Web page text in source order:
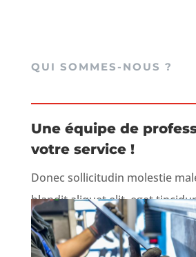
QUI SOMMES-NOUS ?
Une équipe de
votre service !
Donec sollicitudin molestie
blandit aliquet elit, eget
a. Praesent sapien massa,
pellentesque nec, egestas non